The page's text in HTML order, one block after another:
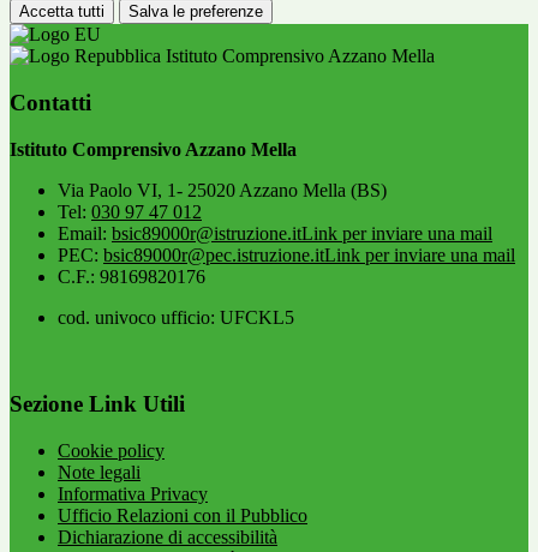
Accetta tutti Salva le preferenze
Istituto Comprensivo Azzano Mella
Contatti
Istituto Comprensivo Azzano Mella
Via Paolo VI, 1- 25020 Azzano Mella (BS)
Tel: 030 97 47 012
Email: bsic89000r@istruzione.itLink per inviare una mail
PEC: bsic89000r@pec.istruzione.itLink per inviare una mail
C.F.: 98169820176
cod. univoco ufficio: UFCKL5
Sezione Link Utili
Cookie policy
Note legali
Informativa Privacy
Ufficio Relazioni con il Pubblico
Dichiarazione di accessibilità